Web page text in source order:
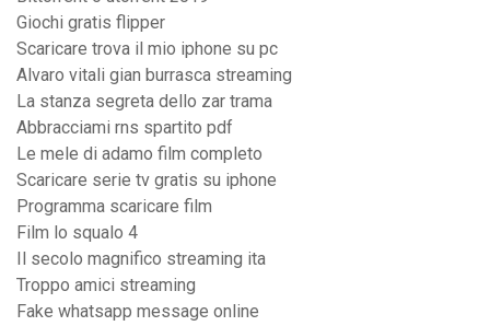
Giochi gratis flipper
Scaricare trova il mio iphone su pc
Alvaro vitali gian burrasca streaming
La stanza segreta dello zar trama
Abbracciami rns spartito pdf
Le mele di adamo film completo
Scaricare serie tv gratis su iphone
Programma scaricare film
Film lo squalo 4
Il secolo magnifico streaming ita
Troppo amici streaming
Fake whatsapp message online